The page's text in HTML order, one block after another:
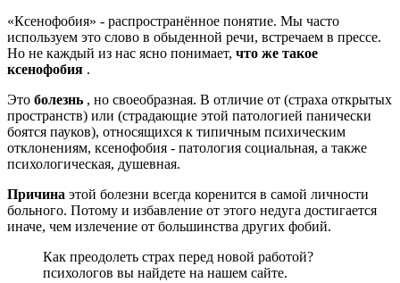
«Ксенофобия» - распространённое понятие. Мы часто
используем это слово в обыденной речи, встречаем в прессе.
Но не каждый из нас ясно понимает, что же такое
ксенофобия .
Это болезнь , но своеобразная. В отличие от (страха открытых
пространств) или (страдающие этой патологией панически
боятся пауков), относящихся к типичным психическим
отклонениям, ксенофобия - патология социальная, а также
психологическая, душевная.
Причина этой болезни всегда коренится в самой личности
больного. Потому и избавление от этого недуга достигается
иначе, чем излечение от большинства других фобий.
Как преодолеть страх перед новой работой?
психологов вы найдете на нашем сайте.